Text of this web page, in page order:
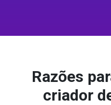
Razões
criador